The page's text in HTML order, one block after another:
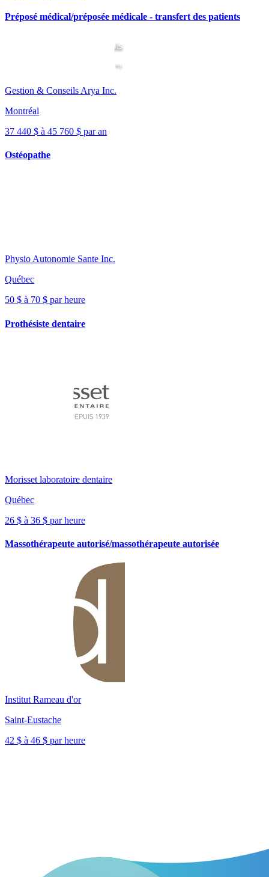
Préposé médical/préposée médicale - transfert des patients
Gestion & Conseils Arya Inc.
Montréal
37 440 $ à 45 760 $ par an
Ostéopathe
Physio Autonomie Sante Inc.
Québec
50 $ à 70 $ par heure
Prothésiste dentaire
Morisset laboratoire dentaire
Québec
26 $ à 36 $ par heure
Massothérapeute autorisé/massothérapeute autorisée
Institut Rameau d'or
Saint-Eustache
42 $ à 46 $ par heure